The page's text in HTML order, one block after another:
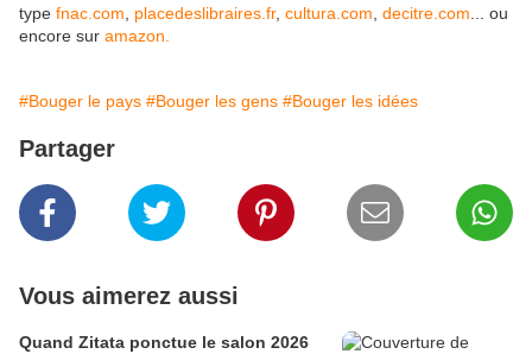
type fnac.com placedeslibraires.fr, cultura.com decitre.com ... ou
encore sur amazon.
#Bouger le pays #Bouger les gens #Bouger les idées
Partager
Vous aimerez aussi
Quand Zitata ponctue le salon 2026